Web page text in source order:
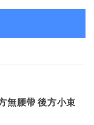
無腰帶 後方小束